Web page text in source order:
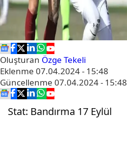
Oluşturan Özge Tekeli
Eklenme 07.04.2024 - 15:48
Güncellenme 07.04.2024 - 15:48
Stat: Bandırma 17 Eylül